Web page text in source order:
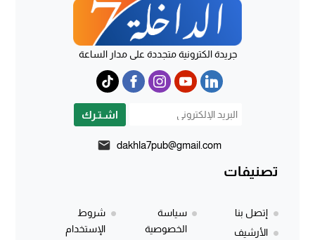
جريدة الكترونية متجددة على مدار الساعة
اشـتـرك
dakhla7pub@gmail.com
تصنيفات
إتصل بنا
الأرشيف
سياسة
الخصوصية
شروط
الإستخدام